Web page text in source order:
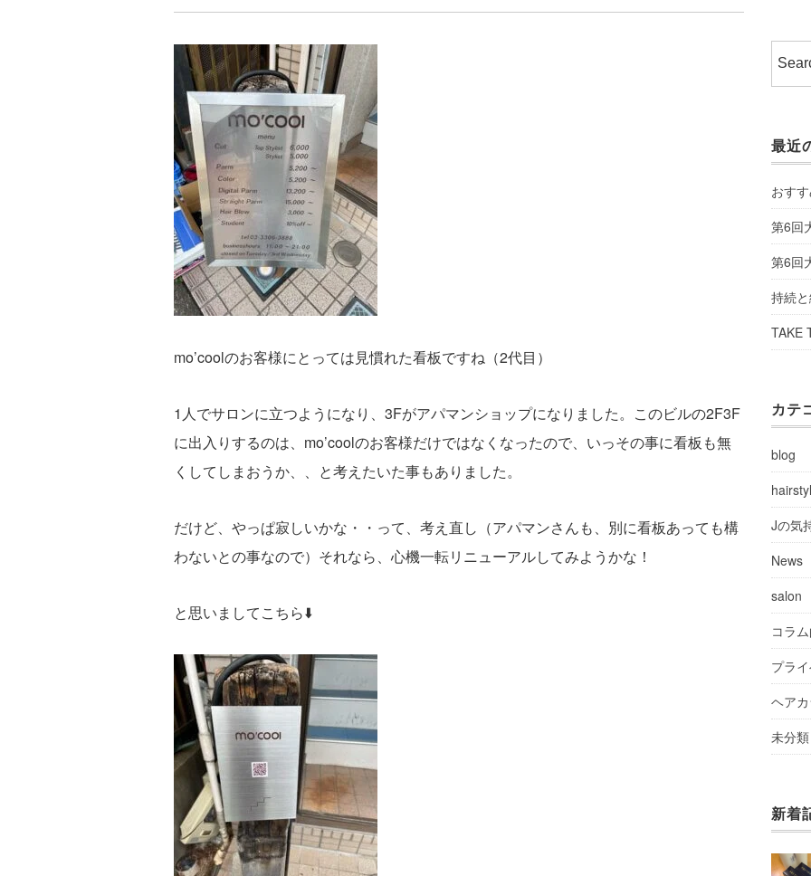
mo’coolのお客様にとっては見慣れた看板ですね（2代目）
1人でサロンに立つようになり、3Fがアパマンショップになりました。このビルの2F3F
に出入りするのは、mo’coolのお客様だけではなくなったので、いっその事に看板も無
くしてしまおうか、、と考えたいた事もありました。
だけど、やっぱ寂しいかな・・って、考え直し（アパマンさんも、別に看板あっても構
わないとの事なので）それなら、心機一転リニューアルしてみようかな！
と思いましてこちら⬇️
最近
おす
第6回
第6回
持続
TAKE
カテ
blog
Jの気
News
salon
コラ
プラ
ヘア
未分類
新着